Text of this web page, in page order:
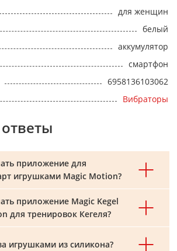
для женщин
белый
аккумулятор
смартфон
6958136103062
Вибраторы
приложение для
игрушками Magic Motion?
приложение Magic Kegel
для тренировок Кегеля?
игрушками из силикона?